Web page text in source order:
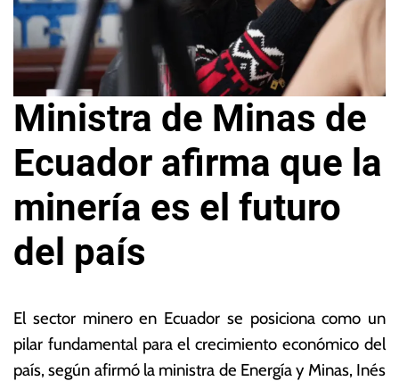
Ministra de Minas de
Ecuador afirma que la
minería es el futuro
del país
0
e
ju
a
N
o
El sector minero en Ecuador se posiciona como un
pilar fundamental para el crecimiento económico del
país, según afirmó la ministra de Energía y Minas, Inés